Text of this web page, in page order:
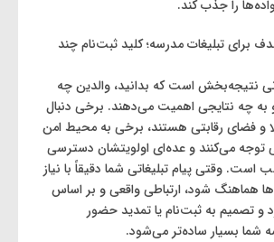
را جذب کند.
تبلیغات مدرسه؛ کلید ثبت‌نام چند
نتیجه‌بخش است که بدانید، والدین چه
به چه نتایجی اهمیت می‌دهند. برخی دنبال
و فضای رقابتی هستند، برخی به محیط امن
توجه می‌کنند و عده‌ای اولویتشان دسترسی
است. وقتی پیام تبلیغاتی شما دقیقاً با نیاز
هماهنگ شود، ارتباطی واقعی و بر اساس
و تصمیم به ثبت‌نام یا تمدید حضور
شما بسیار ساده‌تر می‌شود.